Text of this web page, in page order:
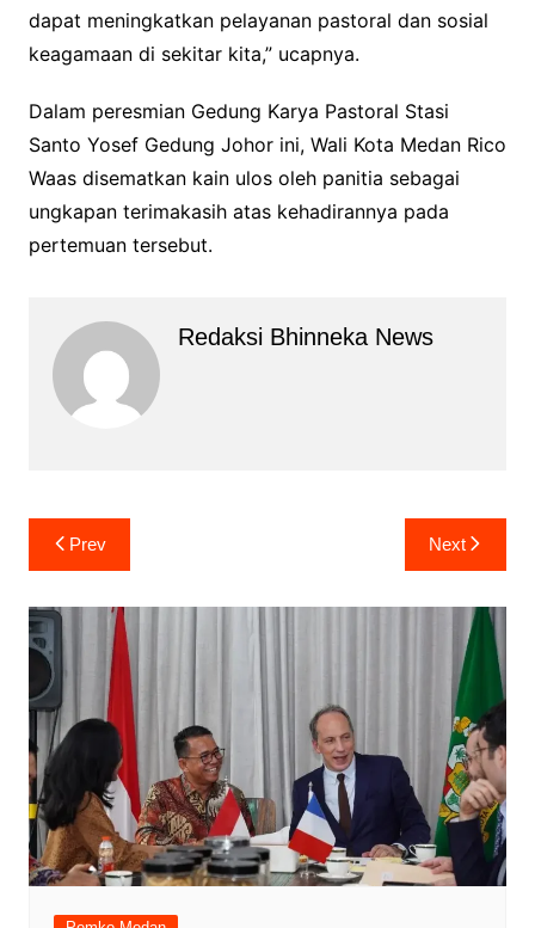
dapat meningkatkan pelayanan pastoral dan sosial
keagamaan di sekitar kita,” ucapnya.
Dalam peresmian Gedung Karya Pastoral Stasi
Santo Yosef Gedung Johor ini, Wali Kota Medan Rico
Waas disematkan kain ulos oleh panitia sebagai
ungkapan terimakasih atas kehadirannya pada
pertemuan tersebut.
Redaksi Bhinneka News
Navigasi
pos
Prev Next